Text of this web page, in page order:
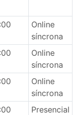
Online
síncrona
Online
síncrona
Online
síncrona
Presencial